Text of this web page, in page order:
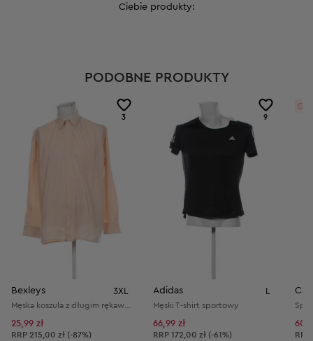
Ciebie produkty:
PODOBNE PRODUKTY
3
Bexleys 3XL
25,99 zł
Cena sugerowana:
RRP 215,00 zł (-87%)
9
Adidas L
Męski T-shirt sportowy
66,99 zł
Cena sugerowana:
RRP 172,00 zł (-61%) RRP